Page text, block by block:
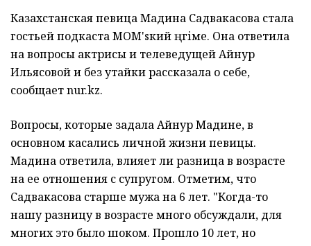
Казахстанская певица Мадина Садвакасова стала
гостьей подкаста MOM'sкий әңгіме. Она ответила
на вопросы актрисы и телеведущей Айнур
Ильясовой и без утайки рассказала о себе,
сообщает nur.kz.
Вопросы, которые задала Айнур Мадине, в
основном касались личной жизни певицы.
Мадина ответила, влияет ли разница в возрасте
на ее отношения с супругом. Отметим, что
Садвакасова старше мужа на 6 лет. "Когда-то
нашу разницу в возрасте много обсуждали, для
многих это было шоком. Прошло 10 лет, но